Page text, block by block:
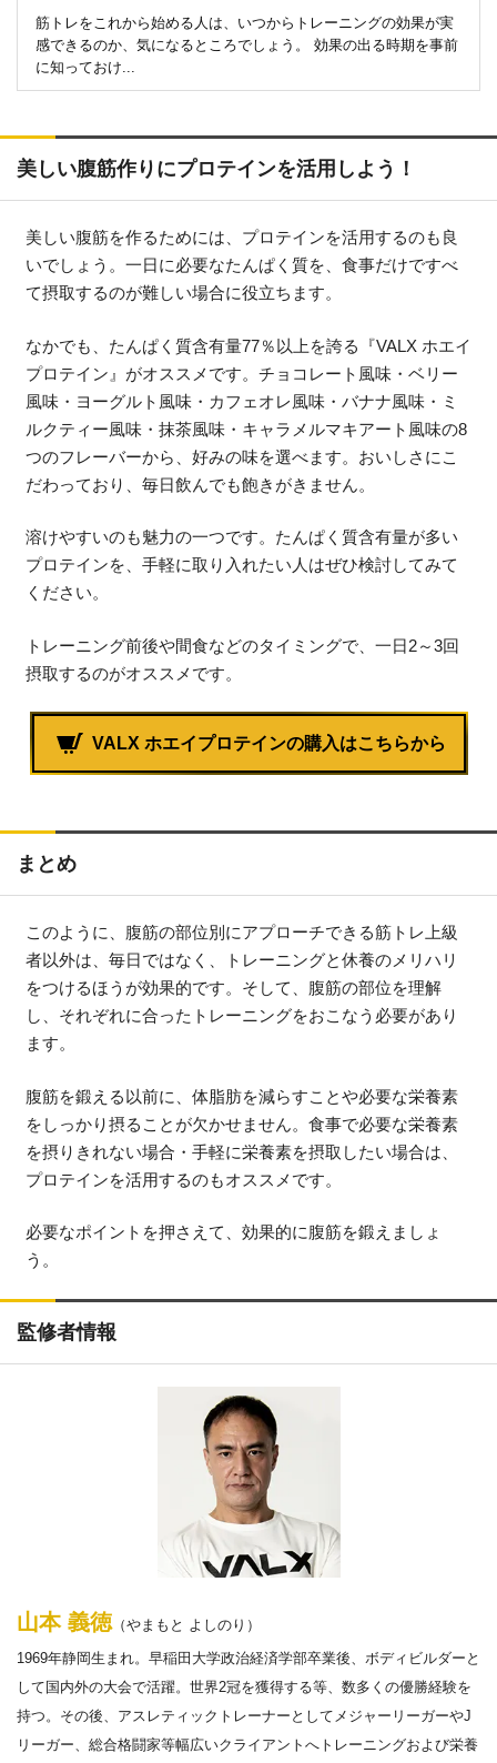
筋トレをこれから始める人は、いつからトレーニングの効果が実
感できるのか、気になるところでしょう。 効果の出る時期を事前
に知っておけ...
美しい腹筋作りにプロテインを活用しよう！
美しい腹筋を作るためには、プロテインを活用するのも良
いでしょう。一日に必要なたんぱく質を、食事だけですべ
て摂取するのが難しい場合に役立ちます。
なかでも、たんぱく質含有量77％以上を誇る『VALX ホエイ
プロテイン』がオススメです。チョコレート風味・ベリー
風味・ヨーグルト風味・カフェオレ風味・バナナ風味・ミ
ルクティー風味・抹茶風味・キャラメルマキアート風味の8
つのフレーバーから、好みの味を選べます。おいしさにこ
だわっており、毎日飲んでも飽きがきません。
溶けやすいのも魅力の一つです。たんぱく質含有量が多い
プロテインを、手軽に取り入れたい人はぜひ検討してみて
ください。
トレーニング前後や間食などのタイミングで、一日2～3回
摂取するのがオススメです。
VALX ホエイプロテインの購入はこちらから
まとめ
このように、腹筋の部位別にアプローチできる筋トレ上級
者以外は、毎日ではなく、トレーニングと休養のメリハリ
をつけるほうが効果的です。そして、腹筋の部位を理解
し、それぞれに合ったトレーニングをおこなう必要があり
ます。
腹筋を鍛える以前に、体脂肪を減らすことや必要な栄養素
をしっかり摂ることが欠かせません。食事で必要な栄養素
を摂りきれない場合・手軽に栄養素を摂取したい場合は、
プロテインを活用するのもオススメです。
必要なポイントを押さえて、効果的に腹筋を鍛えましょ
う。
監修者情報
山本 義徳（やまもと よしのり）
1969年静岡生まれ。早稲田大学政治経済学部卒業後、ボディビルダーと
して国内外の大会で活躍。世界2冠を獲得する等、数多くの優勝経験を
持つ。その後、アスレティックトレーナーとしてメジャーリーガーやJ
リーガー、総合格闘家等幅広いクライアントへトレーニングおよび栄養